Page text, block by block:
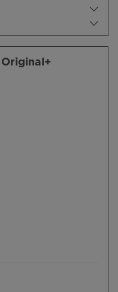
Original+